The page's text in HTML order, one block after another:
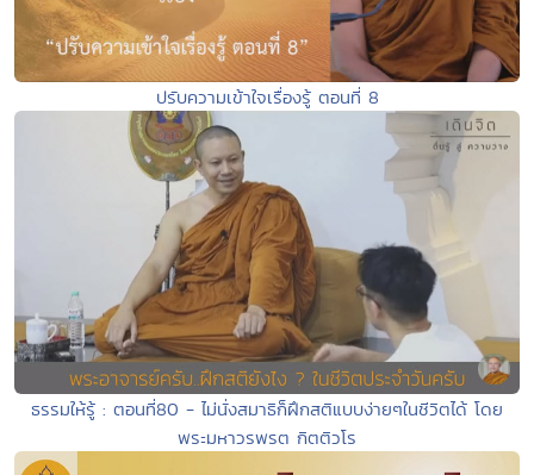
ปรับความเข้าใจเรื่องรู้ ตอนที่ 8
ธรรมให้รู้ : ตอนที่80 - ไม่นั่งสมาธิก็ฝึกสติแบบง่ายๆในชีวิตได้ โดย
พระมหาวรพรต กิตติวโร